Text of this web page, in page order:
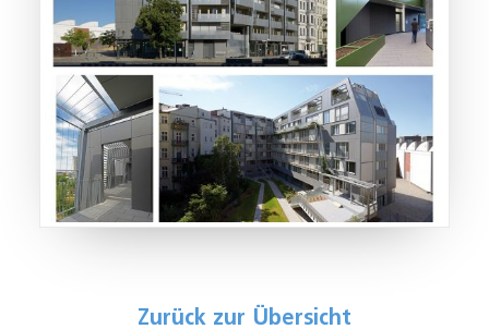
Zurück zur Übersicht